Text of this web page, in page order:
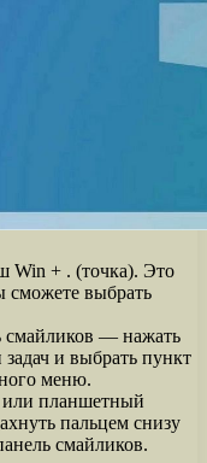
Win + . (точка). Это
сможете выбрать
смайликов — нажать
и выбрать пункт
меню.
или планшетный
пальцем снизу
смайликов.